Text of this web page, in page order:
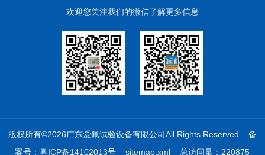
欢迎您关注我们的微信了解更多信息
版权所有©2026广东爱佩试验设备有限公司All Rights Reserved 备
案号：粤ICP备14102013号
sitemap.xml 总访问量：220875